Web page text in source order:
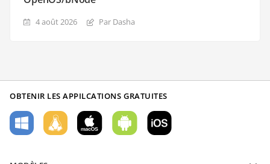
4 août 2026 Par Dasha
OBTENIR LES APPILCATIONS GRATUITES